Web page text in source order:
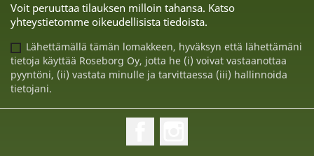
Voit peruuttaa tilauksen milloin tahansa. Katso
yhteystietomme oikeudellisista tiedoista.
Lähettämällä tämän lomakkeen, hyväksyn että lähettämäni
tietoja käyttää Roseborg Oy, jotta he (i) voivat vastaanottaa
pyyntöni, (ii) vastata minulle ja tarvittaessa (iii) hallinnoida
tietojani.